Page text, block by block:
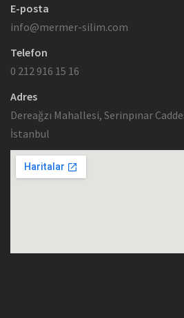
E-posta
info@mermer-silim.com
Telefon
0 212 916 15 16
Adres
Dereağzı Mahallesi, Serinpınar
İstanbul